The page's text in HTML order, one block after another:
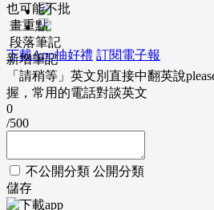
下載App抽好禮 訂閱電子報
也可能不批
畫重點
段落筆記
新增筆記
「請稍等」英文別直接中翻英說
握，常用的電話對談英文
0
/500
不公開分類 公開分類
儲存